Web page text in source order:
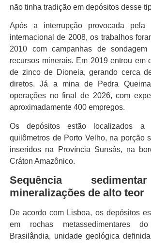
não tinha tradição em depósitos desse
Após a interrupção provocada pela
internacional de 2008, os trabalhos
2010 com campanhas de
recursos minerais. Em 2019 entrou em
de zinco de Dioneia, gerando cerca
diretos. Já a mina de Pedra
operações no final de 2026, com
aproximadamente 400 empregos.
Os depósitos estão localizados
quilômetros de Porto Velho, na porção
inseridos na Província Sunsás, na
Cráton Amazônico.
Sequência
mineralizações de alto teor
De acordo com Lisboa, os depósitos
em rochas metassedimentares
Brasilândia, unidade geológica